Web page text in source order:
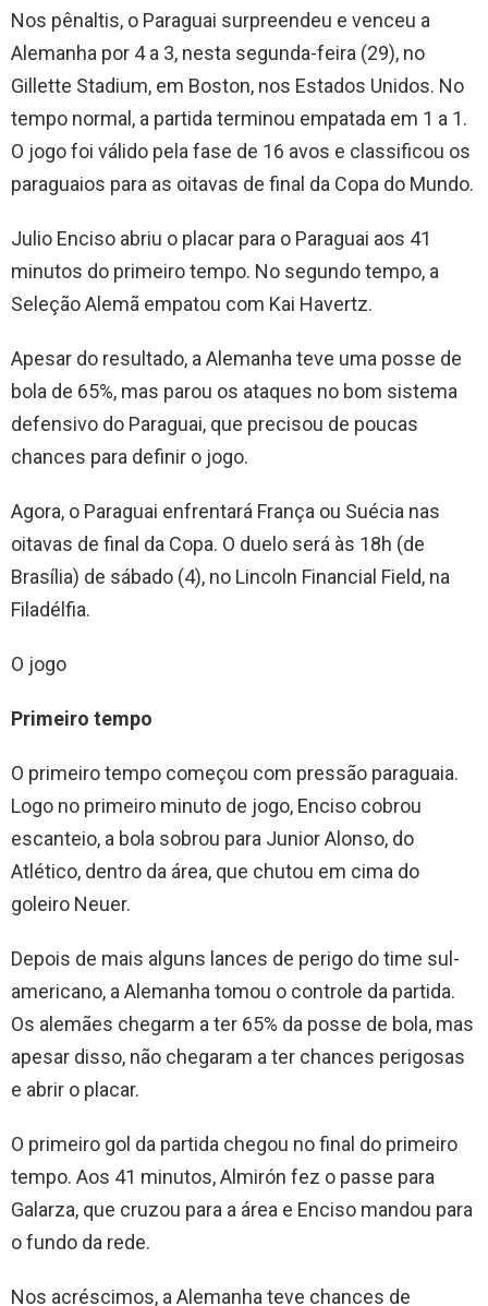
Nos pênaltis, o Paraguai surpreendeu e venceu a
Alemanha por 4 a 3, nesta segunda-feira (29), no
Gillette Stadium, em Boston, nos Estados Unidos. No
tempo normal, a partida terminou empatada em 1 a 1.
O jogo foi válido pela fase de 16 avos e classificou os
paraguaios para as oitavas de final da Copa do Mundo.
Julio Enciso abriu o placar para o Paraguai aos 41
minutos do primeiro tempo. No segundo tempo, a
Seleção Alemã empatou com Kai Havertz.
Apesar do resultado, a Alemanha teve uma posse de
bola de 65%, mas parou os ataques no bom sistema
defensivo do Paraguai, que precisou de poucas
chances para definir o jogo.
Agora, o Paraguai enfrentará França ou Suécia nas
oitavas de final da Copa. O duelo será às 18h (de
Brasília) de sábado (4), no Lincoln Financial Field, na
Filadélfia.
O jogo
Primeiro tempo
O primeiro tempo começou com pressão paraguaia.
Logo no primeiro minuto de jogo, Enciso cobrou
escanteio, a bola sobrou para Junior Alonso, do
Atlético, dentro da área, que chutou em cima do
goleiro Neuer.
Depois de mais alguns lances de perigo do time sul-
americano, a Alemanha tomou o controle da partida.
Os alemães chegarm a ter 65% da posse de bola, mas
apesar disso, não chegaram a ter chances perigosas
e abrir o placar.
O primeiro gol da partida chegou no final do primeiro
tempo. Aos 41 minutos, Almirón fez o passe para
Galarza, que cruzou para a área e Enciso mandou para
o fundo da rede.
Nos acréscimos, a Alemanha teve chances de